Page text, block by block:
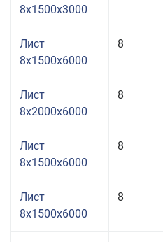
8x1500x3000
Лист
8x1500x6000
8
Лист
8x2000x6000
8
Лист
8x1500x6000
8
Лист
8x1500x6000
8